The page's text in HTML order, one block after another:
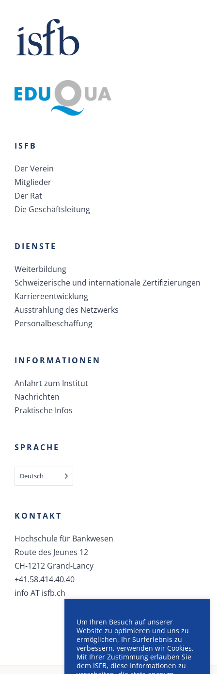
Mitglieder
Der Rat
Die Geschäftsleitung
Schweizerische und internationale Zertifizierungen
Karriereentwicklung
Ausstrahlung des Netzwerks
Personalbeschaffung
Nachrichten
Praktische Infos
Deutsch
Route des Jeunes 12
CH-1212 Grand-Lancy
+41.58.414.40.40
info AT isfb.ch
Institut Supérieur de Formation Bancaire, 2025 |AGB–Allgemeine
Um Ihren Besuch auf unserer
Website zu optimieren und uns zu
ermöglichen, Ihr Surferlebnis zu
verbessern, verwenden wir Cookies.
Mit Ihrer Zustimmung erlauben Sie
dem ISFB, diese Informationen zu